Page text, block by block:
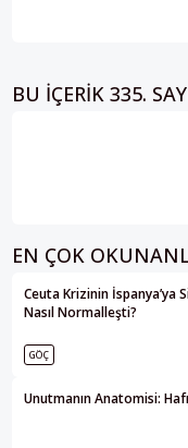
BU IÇERIK 335.
EN ÇOK
Ceuta Krizinin İspanya’ya
Nasıl Normalleşti?
GÖÇ
Unutmanın Anatomisi: